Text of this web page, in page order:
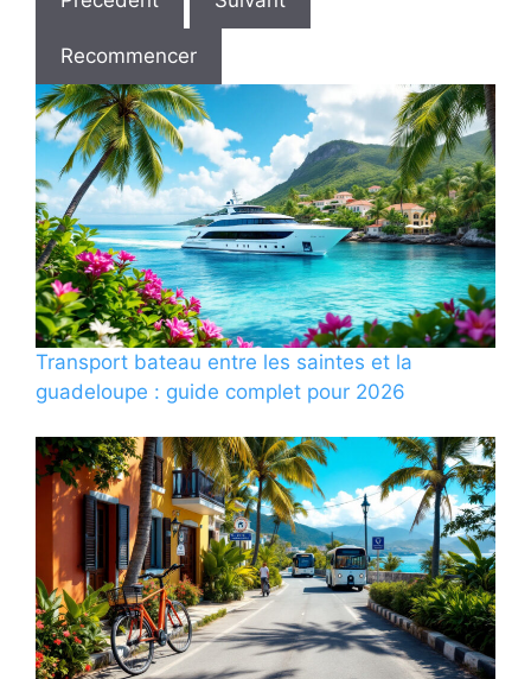
Recommencer
Transport bateau entre les saintes et la
guadeloupe : guide complet pour 2026